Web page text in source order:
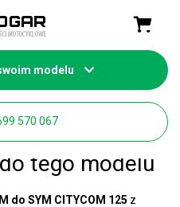
modelu
570 067
części-
tego modelu
do SYM CITYCOM 125 z